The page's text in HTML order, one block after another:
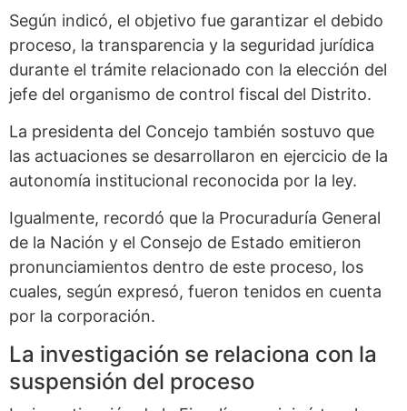
Según indicó, el objetivo fue garantizar el debido
proceso, la transparencia y la seguridad jurídica
durante el trámite relacionado con la elección del
jefe del organismo de control fiscal del Distrito.
La presidenta del Concejo también sostuvo que
las actuaciones se desarrollaron en ejercicio de la
autonomía institucional reconocida por la ley.
Igualmente, recordó que la Procuraduría General
de la Nación y el Consejo de Estado emitieron
pronunciamientos dentro de este proceso, los
cuales, según expresó, fueron tenidos en cuenta
por la corporación.
La investigación se relaciona con la
suspensión del proceso